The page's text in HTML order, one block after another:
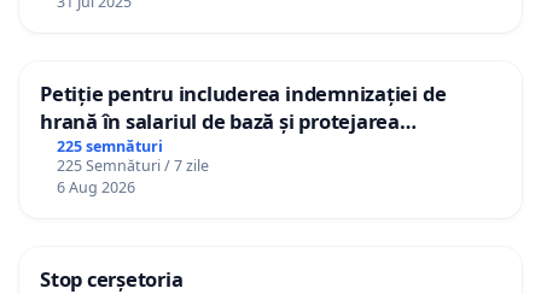
Petiție pentru includerea indemnizației de
hrană în salariul de bază și protejarea
gradațiilor de vechime pentru asistenții
personali
225 semnături
225 Semnături / 7 zile
6 Aug 2026
Stop cerșetoria